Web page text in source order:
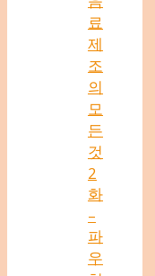
료
제
조
의
모
든
것
2
화
–
파
우